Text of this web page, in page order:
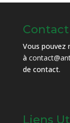
Vous pouvez
à
de contact.
Liens